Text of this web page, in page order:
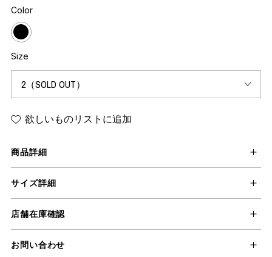
Color
Size
欲しいものリストに追加
商品詳細
サイズ詳細
店舗在庫確認
お問い合わせ